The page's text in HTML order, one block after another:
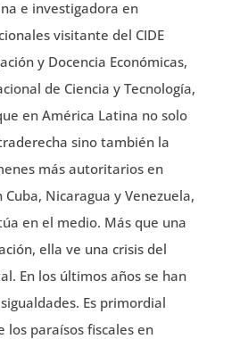
e investigadora en
visitante del CIDE
y Docencia Económicas,
de Ciencia y Tecnología,
en América Latina no solo
sino también la
más autoritarios en
Nicaragua y Venezuela,
en el medio. Más que una
ella ve una crisis del
En los últimos años se han
Es primordial
los paraísos fiscales en